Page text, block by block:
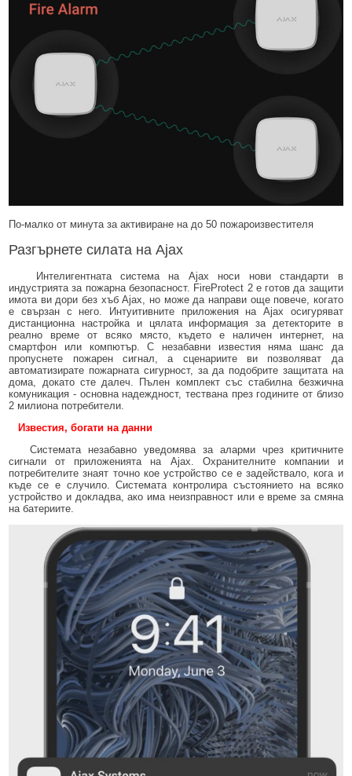
По-малко от минута за активиране на до 50 пожароизвестителя
Разгърнете силата на Ajax
Интелигентната система на Ajax носи нови стандарти в
индустрията за пожарна безопасност. FireProtect 2 е готов да защити
имота ви дори без хъб Ajax, но може да направи още повече, когато
е свързан с него. Интуитивните приложения на Ajax осигуряват
дистанционна настройка и цялата информация за детекторите в
реално време от всяко място, където е наличен интернет, на
смартфон или компютър. С незабавни известия няма шанс да
пропуснете пожарен сигнал, а сценариите ви позволяват да
автоматизирате пожарната сигурност, за да подобрите защитата на
дома, докато сте далеч. Пълен комплект със стабилна безжична
комуникация - основна надеждност, тествана през годините от близо
2 милиона потребители.
Известия, богати на данни
Системата незабавно уведомява за аларми чрез критичните
сигнали от приложенията на Ajax. Охранителните компании и
потребителите знаят точно кое устройство се е задействало, кога и
къде се е случило. Системата контролира състоянието на всяко
устройство и докладва, ако има неизправност или е време за смяна
на батериите.